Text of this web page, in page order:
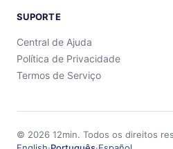
SUPORTE
Central de Ajuda
Política de Privacidade
Termos de Serviço
© 2026 12min. Todos os direitos